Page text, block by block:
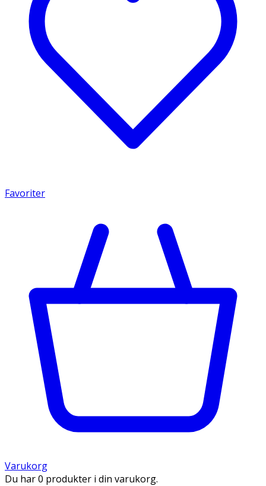
Favoriter
Varukorg
Du har 0 produkter i din varukorg.